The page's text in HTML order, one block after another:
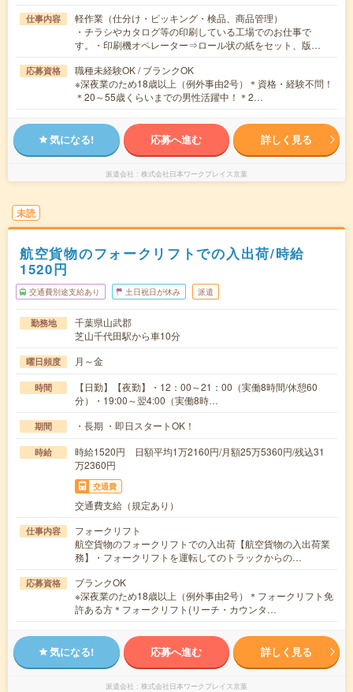
仕事内容
軽作業（仕分け・ピッキング・検品、商品管理）
・チラシやカタログ等の印刷している工場でのお仕事で
す。・印刷機オペレーター⇒ロール状の紙をセット、版…
応募資格
職種未経験OK / ブランクOK
※深夜業のため18歳以上（例外事由2号）＊資格・経験不問！
＊20～55歳くらいまでの男性活躍中！＊2…
気になる! 応募へ進む 詳しく見る
派遣会社 株式会社日本ワークプレイス京葉
未読
航空貨物のフォークリフトでの入出荷/時給
1520円
交通費別途支給あり 土日祝日が休み 派遣
勤務地
千葉県山武郡
芝山千代田駅から車10分
曜日頻度 月～金
時間
【日勤】【夜勤】・12：00～21：00（実働8時間/休憩60
分）・19:00～翌4:00（実働8時…
期間 ・長期 ・即日スタートOK！
時給
時給1520円 日額平均1万2160円/月額25万5360円/残込31
万2360円
交通費
交通費支給（規定あり）
仕事内容
フォークリフト
航空貨物のフォークリフトでの入出荷【航空貨物の入出荷業
務】・フォークリフトを運転してのトラックからの…
応募資格
ブランクOK
※深夜業のため18歳以上（例外事由2号）＊フォークリフト免
許ある方＊フォークリフト(リーチ・カウンタ…
気になる! 応募へ進む 詳しく見る
派遣会社 株式会社日本ワークプレイス京葉